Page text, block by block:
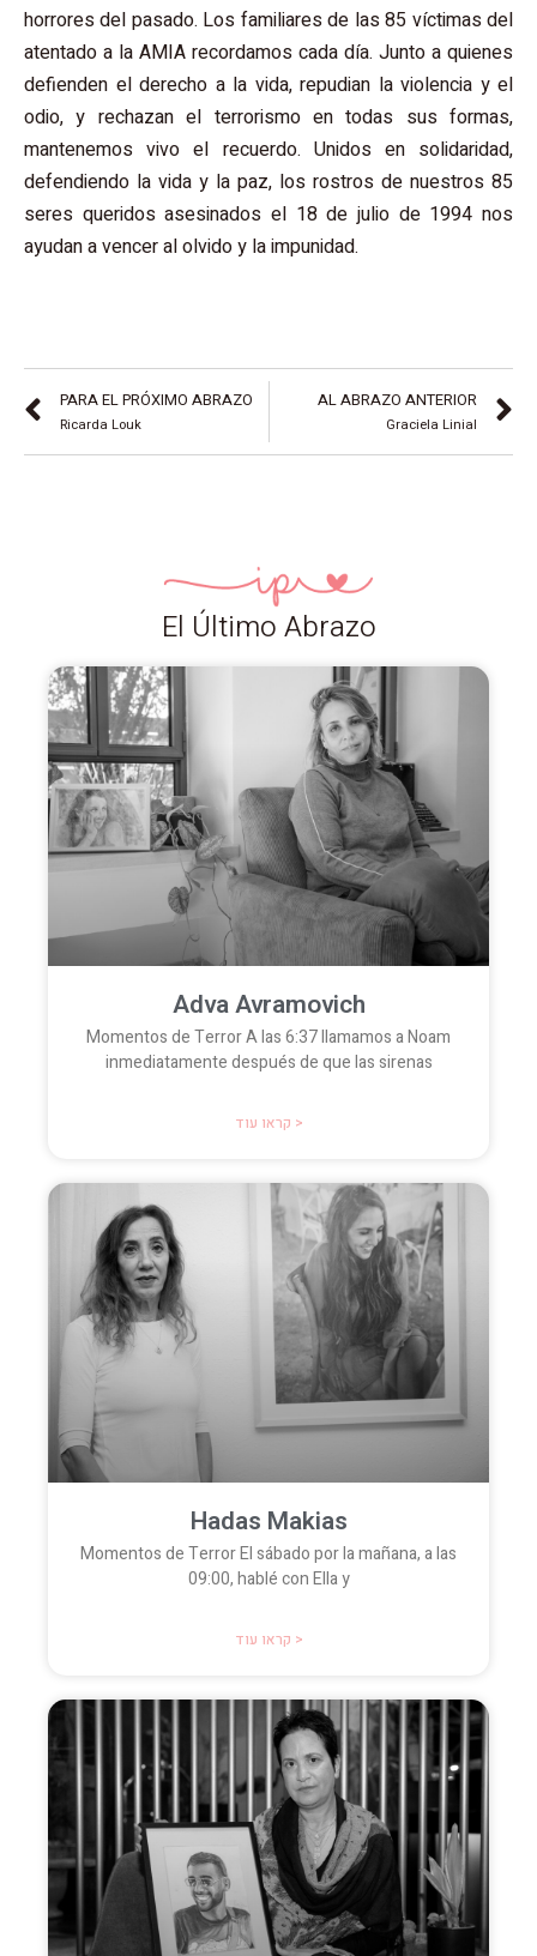
horrores del pasado. Los familiares de las 85 víctimas del
atentado a la AMIA recordamos cada día. Junto a quienes
defienden el derecho a la vida, repudian la violencia y el
odio, y rechazan el terrorismo en todas sus formas,
mantenemos vivo el recuerdo. Unidos en solidaridad,
defendiendo la vida y la paz, los rostros de nuestros 85
seres queridos asesinados el 18 de julio de 1994 nos
ayudan a vencer al olvido y la impunidad.
AL ABRAZO ANTERIOR
Graciela Linial
PARA EL PRÓXIMO ABRAZO
Ricarda Louk
El Último Abrazo
Adva Avramovich
Momentos de Terror A las 6:37 llamamos a Noam
inmediatamente después de que las sirenas
קראו עוד >
Hadas Makias
Momentos de Terror El sábado por la mañana, a las
09:00, hablé con Ella y
קראו עוד >